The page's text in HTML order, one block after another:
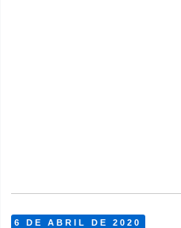
6 DE ABRIL DE 2020